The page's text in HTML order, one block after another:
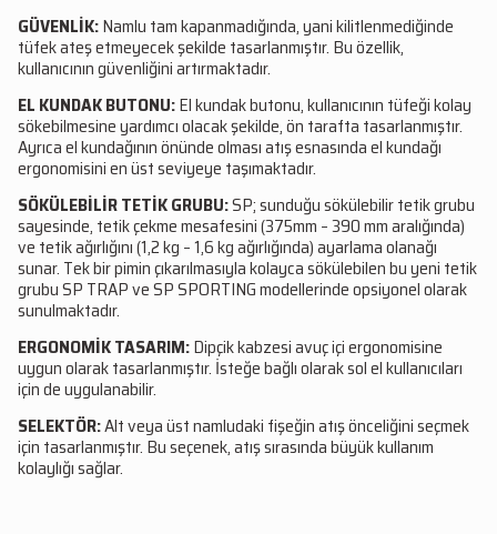
GÜVENLİK:Namlu tam kapanmadığında, yani kilitlenmediğinde
tüfek ateş etmeyecek şekilde tasarlanmıştır. Bu özellik,
kullanıcının güvenliğini artırmaktadır.
EL KUNDAK BUTONU:El kundak butonu, kullanıcının tüfeği kolay
sökebilmesine yardımcı olacak şekilde, ön tarafta tasarlanmıştır.
Ayrıca el kundağının önünde olması atış esnasında el kundağı
ergonomisini en üst seviyeye taşımaktadır.
SÖKÜLEBİLİR TETİK GRUBU:SP; sunduğu sökülebilir tetik grubu
sayesinde, tetik çekme mesafesini (375mm – 390 mm aralığında)
ve tetik ağırlığını (1,2 kg – 1,6 kg ağırlığında) ayarlama olanağı
sunar. Tek bir pimin çıkarılmasıyla kolayca sökülebilen bu yeni tetik
grubu SP TRAP ve SP SPORTING modellerinde opsiyonel olarak
sunulmaktadır.
ERGONOMİK TASARIM:Dipçik kabzesi avuç içi ergonomisine
uygun olarak tasarlanmıştır. İsteğe bağlı olarak sol el kullanıcıları
için de uygulanabilir.
SELEKTÖR:Alt veya üst namludaki fişeğin atış önceliğini seçmek
için tasarlanmıştır. Bu seçenek, atış sırasında büyük kullanım
kolaylığı sağlar.